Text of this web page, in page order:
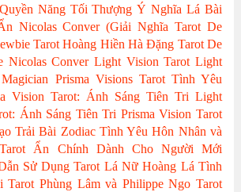
Năng Tối Thượng Ý Nghĩa Lá Bài
Nicolas Conver (Giải Nghĩa Tarot De
Tarot Hoàng Hiền Hà Đặng Tarot De
Nicolas Conver Light Vision Tarot Light
Prisma Visions Tarot Tình Yêu
Vision Tarot: Ánh Sáng Tiên Tri Light
Ánh Sáng Tiên Tri Prisma Vision Tarot
Trải Bài Zodiac Tình Yêu Hôn Nhân và
Ẩn Chính
Dành Cho Người Mới
Sử Dụng Tarot Lá Nữ Hoàng Lá Tình
Tarot Phùng Lâm và Philippe Ngo Tarot